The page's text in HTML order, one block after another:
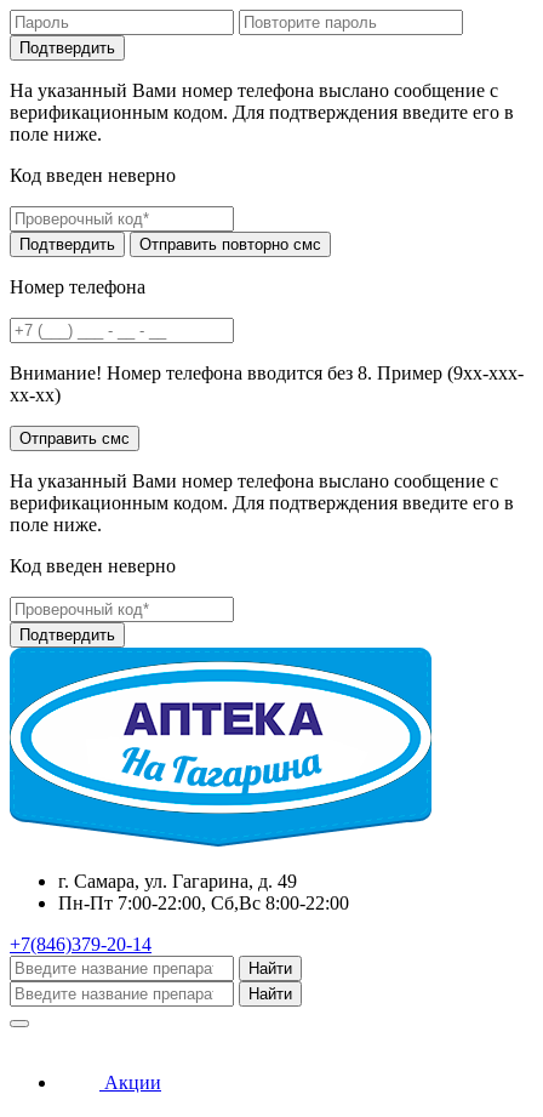
На указанный Вами номер телефона выслано сообщение с
верификационным кодом. Для подтверждения введите его в
поле ниже.
Код введен неверно
Номер телефона
Внимание! Номер телефона вводится без 8. Пример (9хх-ххх-
хх-хх)
На указанный Вами номер телефона выслано сообщение с
верификационным кодом. Для подтверждения введите его в
поле ниже.
Код введен неверно
г. Самара, ул. Гагарина, д. 49
Пн-Пт 7:00-22:00, Сб,Вс 8:00-22:00
+7(846)379-20-14
Найти
Найти
Акции